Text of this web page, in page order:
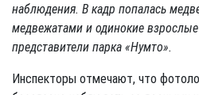
наблюдения. В кадр попалась
медвежатами и одинокие
представители парка «Нумто».
Инспекторы отмечают, что